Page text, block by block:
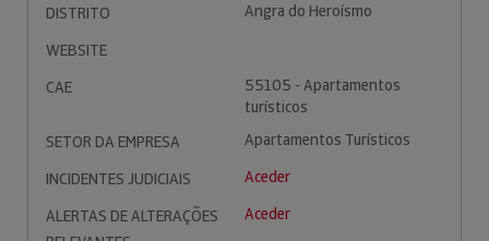
DISTRITO
Angra do Heroísmo
WEBSITE
CAE
55105 - Apartamentos
turísticos
SETOR DA EMPRESA
Apartamentos Turísticos
INCIDENTES JUDICIAIS
Aceder
ALERTAS DE ALTERAÇÕES
Aceder